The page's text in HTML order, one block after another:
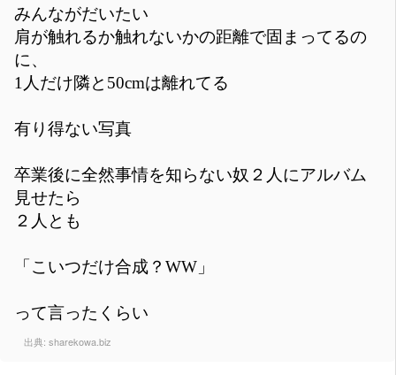
みんながだいたい
肩が触れるか触れないかの距離で固まってるの
に、
1人だけ隣と50cmは離れてる
有り得ない写真
卒業後に全然事情を知らない奴２人にアルバム
見せたら
２人とも
「こいつだけ合成？WW」
って言ったくらい
出典: sharekowa.biz